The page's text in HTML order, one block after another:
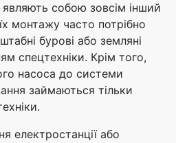
собою зовсім інший
монтажу часто потрібно
бурові або земляні
спецтехніки. Крім того,
насоса до системи
займаються тільки
електростанції або